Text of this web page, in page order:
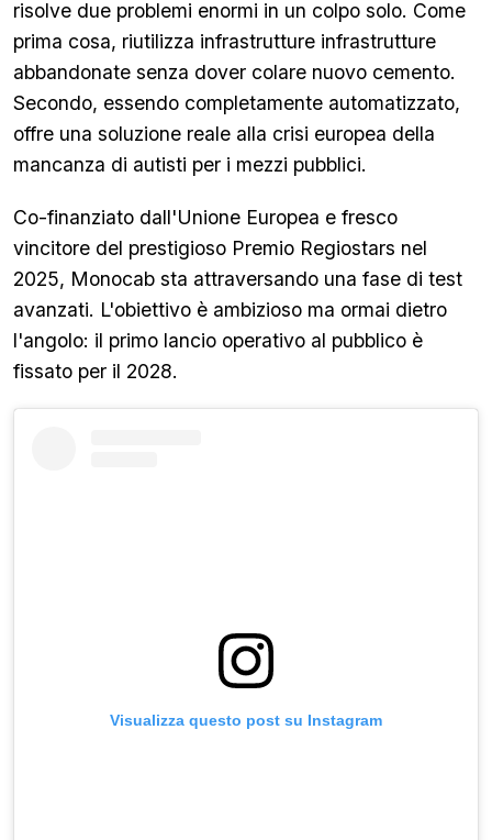
risolve due problemi enormi in un colpo solo. Come
prima cosa, riutilizza infrastrutture infrastrutture
abbandonate senza dover colare nuovo cemento.
Secondo, essendo completamente automatizzato,
offre una soluzione reale alla crisi europea della
mancanza di autisti per i mezzi pubblici.
Co-finanziato dall'Unione Europea e fresco
vincitore del prestigioso Premio Regiostars nel
2025, Monocab sta attraversando una fase di test
avanzati. L'obiettivo è ambizioso ma ormai dietro
l'angolo: il primo lancio operativo al pubblico è
fissato per il 2028.
Visualizza questo post su Instagram